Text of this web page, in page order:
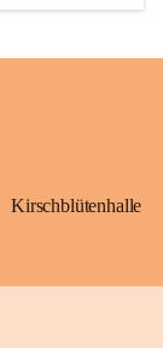
Kirschblütenhalle